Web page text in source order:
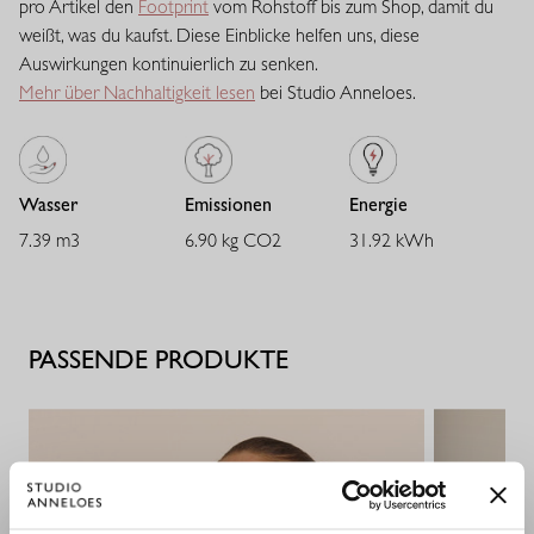
Balance zwischen Stabilität und Geschmeidigkeit. Der Stoff trägt
sich angenehm, verleiht ausreichend Body und behält zuverlässig
seine Passform. Eine vielseitige Qualität mit eleganter
Ausstrahlung.
pro Artikel den Footprint vom Rohstoff bis zum Shop, damit du
weißt, was du kaufst. Diese Einblicke helfen uns, diese
Auswirkungen kontinuierlich zu senken.
Mehr über Nachhaltigkeit lesen bei Studio Anneloes.
Wasser
7.39 m3
Emissionen
6.90 kg CO2
Energie
31.92 kWh
PASSENDE PRODUKTE